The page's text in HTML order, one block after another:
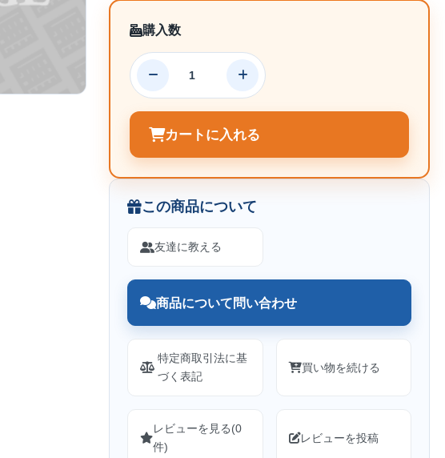
購入数
カートに入れる
この商品について
友達に教える
商品について問い合わせ
特定商取引法に基
づく表記
買い物を続ける
レビューを見る(0
件)
レビューを投稿